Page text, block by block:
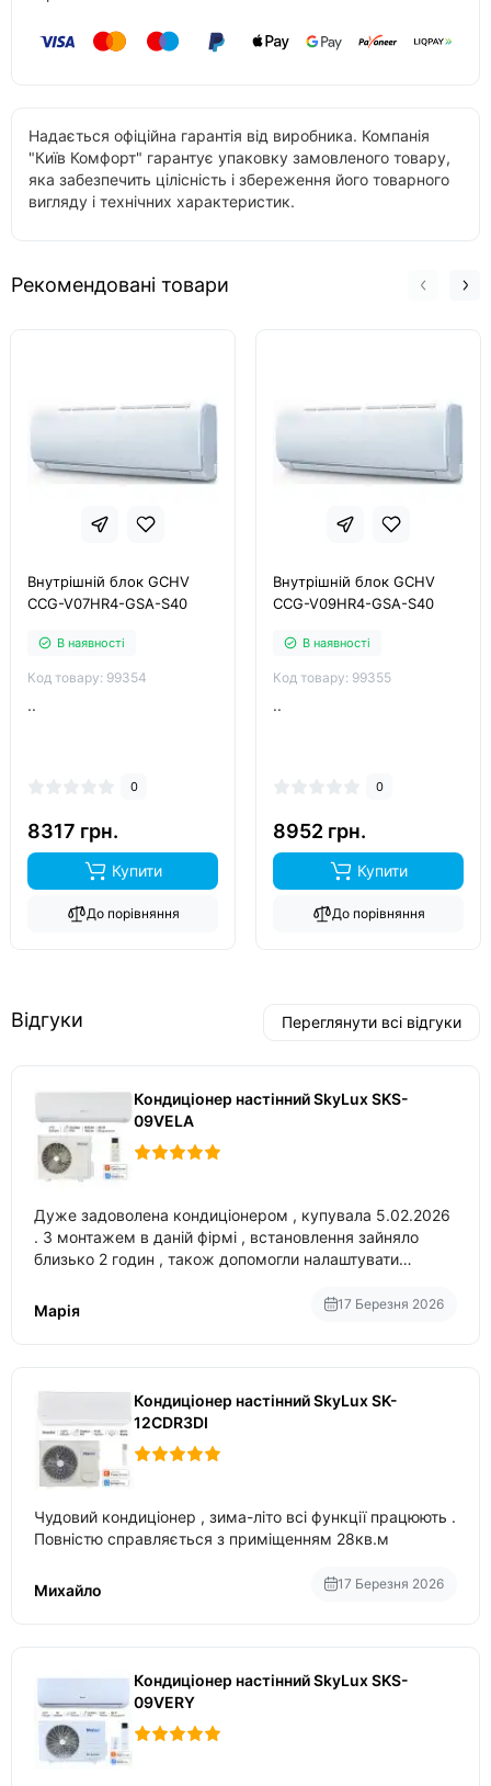
Надається офіційна гарантія від виробника. Компанія
"Київ Комфорт" гарантує упаковку замовленого товару,
яка забезпечить цілісність і збереження його товарного
вигляду і технічних характеристик.
Рекомендовані товари
Внутрішній блок GCHV
CCG-V07HR4-GSA-S40
В наявності
Код товару: 99354
..
0
8317 грн.
Купити
До порівняння
Внутрішній блок GCHV
CCG-V09HR4-GSA-S40
В наявності
Код товару: 99355
..
0
8952 грн.
Купити
До порівняння
Відгуки Переглянути всі відгуки
Кондиціонер настінний SkyLux SKS-
09VELA
Дуже задоволена кондиціонером , купувала 5.02.2026
. З монтажем в даній фірмі , встановлення зайняло
близько 2 годин , також допомогли налаштувати
Марія
17 Березня 2026
Кондиціонер настінний SkyLux SK-
12CDR3DI
Чудовий кондиціонер , зима-літо всі функції працюють .
Повністю справляється з приміщенням 28кв.м
Михайло 17 Березня 2026
Кондиціонер настінний SkyLux SKS-
09VERY